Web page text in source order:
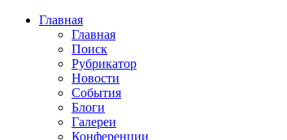
Skip to main content
Главная
Главная
Поиск
Рубрикатор
Новости
События
Блоги
Галереи
Конференции